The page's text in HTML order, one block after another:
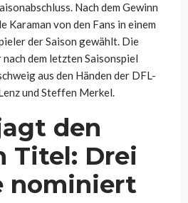
Nach dem Gewinn
von den Fans in einem
der Saison gewählt. Die
dem letzten Saisonspiel
aus den Händen der DFL-
und Steffen Merkel.
den
Titel: Drei
nominiert